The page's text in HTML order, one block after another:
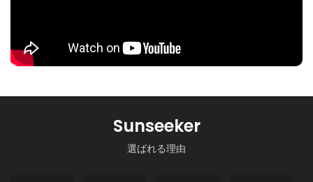
選ばれる理由
Sunseeker